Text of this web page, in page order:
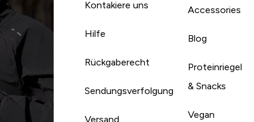
Kontakiere uns
Hilfe
Rückgaberecht
Sendungsverfolgung
Versand
Accessories
Blog
Proteinriegel
& Snacks
Vegan